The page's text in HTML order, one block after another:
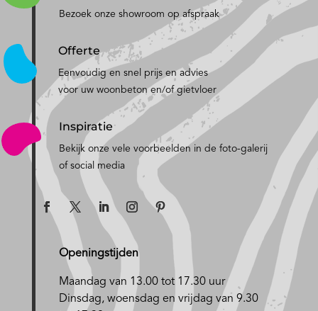
Bezoek onze showroom op afspraak
Offerte
Eenvoudig en snel prijs en advies
voor uw woonbeton en/of gietvloer
Inspiratie
Bekijk onze vele voorbeelden in de foto-galerij
of social media
Openingstijden
Maandag van 13.00 tot 17.30 uur
Dinsdag, woensdag en vrijdag van 9.30